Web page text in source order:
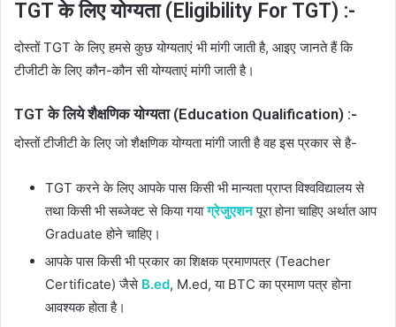
TGT के लिए योग्यता (Eligibility For TGT) :-
दोस्तों TGT के लिए हमसे कुछ योग्यताएं भी मांगी जाती है, आइए जानते हैं कि
टीजीटी के लिए कौन-कौन सी योग्यताएं मांगी जाती है।
TGT के लिये शैक्षणिक योग्यता (Education Qualification) :-
दोस्तों टीजीटी के लिए जो शैक्षणिक योग्यता मांगी जाती है वह इस प्रकार से है-
TGT करने के लिए आपके पास किसी भी मान्यता प्राप्त विश्वविद्यालय से
तथा किसी भी सब्जेक्ट से किया गयाग्रेजुएशन पूरा होना चाहिए अर्थात आप
Graduate होने चाहिए।
आपके पास किसी भी प्रकार का शिक्षक प्रमाणपत्र (Teacher
Certificate) जैसे B.ed, M.ed, या BTC का प्रमाण पत्र होना
आवश्यक होता है।